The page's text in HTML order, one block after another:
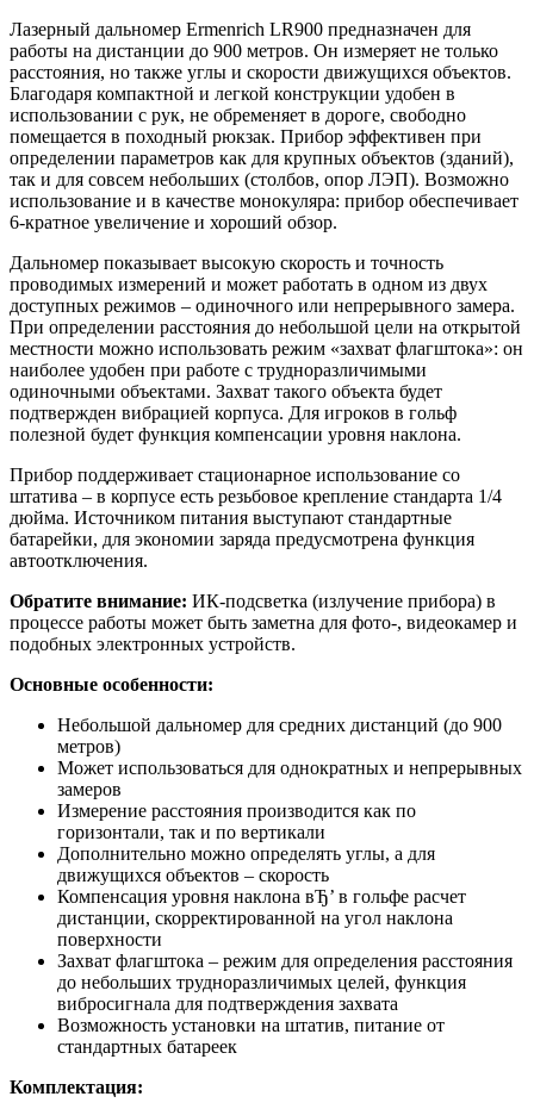
Лазерный дальномер Ermenrich LR900 предназначен для
работы на дистанции до 900 метров. Он измеряет не только
расстояния, но также углы и скорости движущихся объектов.
Благодаря компактной и легкой конструкции удобен в
использовании с рук, не обременяет в дороге, свободно
помещается в походный рюкзак. Прибор эффективен при
определении параметров как для крупных объектов (зданий),
так и для совсем небольших (столбов, опор ЛЭП). Возможно
использование и в качестве монокуляра: прибор обеспечивает
6-кратное увеличение и хороший обзор.
Дальномер показывает высокую скорость и точность
проводимых измерений и может работать в одном из двух
доступных режимов – одиночного или непрерывного замера.
При определении расстояния до небольшой цели на открытой
местности можно использовать режим «захват флагштока»: он
наиболее удобен при работе с трудноразличимыми
одиночными объектами. Захват такого объекта будет
подтвержден вибрацией корпуса. Для игроков в гольф
полезной будет функция компенсации уровня наклона.
Прибор поддерживает стационарное использование со
штатива – в корпусе есть резьбовое крепление стандарта 1/4
дюйма. Источником питания выступают стандартные
батарейки, для экономии заряда предусмотрена функция
автоотключения.
Обратите внимание: ИК-подсветка (излучение прибора) в
процессе работы может быть заметна для фото-, видеокамер и
подобных электронных устройств.
Основные особенности:
Небольшой дальномер для средних дистанций (до 900
метров)
Может использоваться для однократных и непрерывных
замеров
Измерение расстояния производится как по
горизонтали, так и по вертикали
Дополнительно можно определять углы, а для
движущихся объектов – скорость
Компенсация уровня наклона вЂ’ в гольфе расчет
дистанции, скорректированной на угол наклона
поверхности
Захват флагштока – режим для определения расстояния
до небольших трудноразличимых целей, функция
вибросигнала для подтверждения захвата
Возможность установки на штатив, питание от
стандартных батареек
Комплектация: